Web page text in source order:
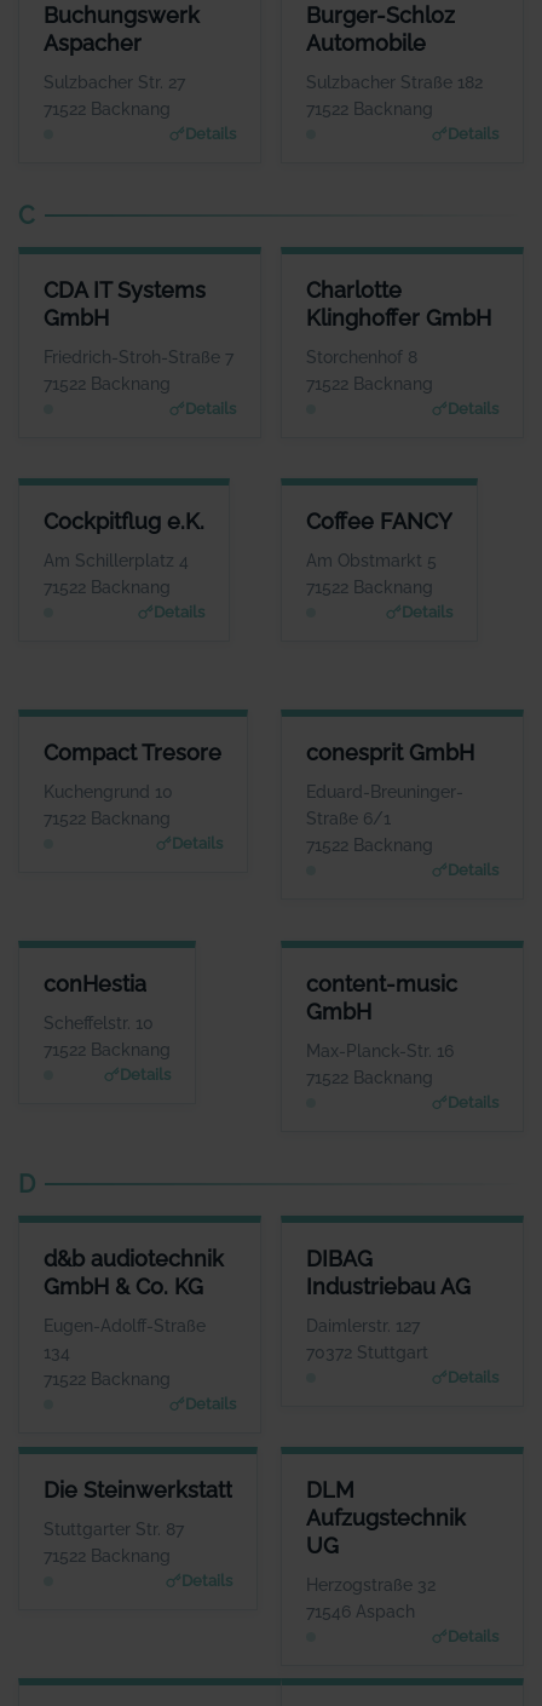
Buchungswerk
Aspacher
Sulzbacher Str. 27
71522 Backnang
Details
BUCHUNGSWERK ASPACHER
ANSPRECHPARTNER
Frau Isabel Aspacher
www.aspacher-buchungsw
Burger-Schloz
Automobile
Sulzbacher Straße 182
71522 Backnang
Details
BURGER-SCHLOZ
Herr Wolfgang
www.burgerschloz.de
C
CDA IT Systems
GmbH
Friedrich-Stroh-Straße 7
71522 Backnang
Details
CDA IT SYSTEMS GMBH
ANSPRECHPARTNER
Herr Johannes Enge
WEBSITE
www.cda-it-system.de
Charlotte
Klinghoffer GmbH
Storchenhof 8
71522 Backnang
Details
CHARLOTTE KLINGHOFFER
Frau Charlotte
Cockpitflug e.K.
Am Schillerplatz 4
71522 Backnang
Details
COCKPITFLUG E.K.
ANSPRECHPARTNER
Herr Carsten Hansen
www.cockpitflug.de
Coffee FANCY
Am Obstmarkt 5
71522 Backnang
Details
COFFEE FANCY
Herr Daniel Mendes
www.coffee-fancy.de
Compact Tresore
Kuchengrund 10
71522 Backnang
Details
COMPACT TRESORE
ANSPRECHPARTNER
Frau Julia Teller
www.compact-tresore.
de
conesprit GmbH
Eduard-Breuninger-
Straße 6/1
71522 Backnang
Details
CONESPRIT GMBH
ANSPRECHPARTNER
Herr Roman
www.conesprit.de
conHestia
Scheffelstr. 10
71522 Backnang
Details
Herr Manfred
Wasserberg
www.conhestia.de
content-music
GmbH
Max-Planck-Str. 16
71522 Backnang
Details
CONTENT-MUSIC GMBH
ANSPRECHPARTNER
Herr Josh Kochhann
WEBSITE
www.content-music.de
D
d&b audiotechnik
GmbH & Co. KG
Eugen-Adolff-Straße
134
71522 Backnang
Details
D&B AUDIOTECHNIK GMBH & CO. KG
Herr Amnon Harman
WEBSITE
www.dbaudio.com
DIBAG
Industriebau AG
Daimlerstr. 127
70372 Stuttgart
Details
DIBAG INDUSTRIEBAU AG
ANSPRECHPARTNER
Herr Peter Vassholz
www.dibag.de
Die Steinwerkstatt
Stuttgarter Str. 87
71522 Backnang
Details
DIE STEINWERKSTATT
Herr Axel Groß
www.gross-steinwerkst
att.de
DLM
Aufzugstechnik
UG
Herzogstraße 32
71546 Aspach
Details
DLM AUFZUGSTECHNIK UG
ANSPRECHPARTNER
Herr Thorsten
www.dlm-aufzugstechnik.